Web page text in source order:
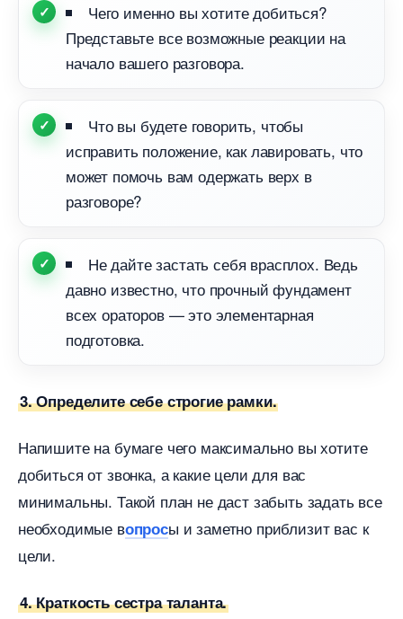
Чего именно вы хотите добиться?
Представьте все возможные реакции на
начало вашего разговора.
Что вы будете говорить, чтобы
исправить положение, как лавировать, что
может помочь вам одержать верх
разговоре?
Не дайте застать себя врасплох. Ведь
давно известно, что прочный фундамент
сех ораторов — это элементарная
подготовка.
3. Определите себе строгие рамки.
Напишите на бумаге чего максимально вы хотите
добиться от звонка, а какие цели для вас
минимальны. Такой план не даст забыть задать все
необходимыеопросы и заметно приблизит вас к
цели.
4. Краткость сестра таланта.